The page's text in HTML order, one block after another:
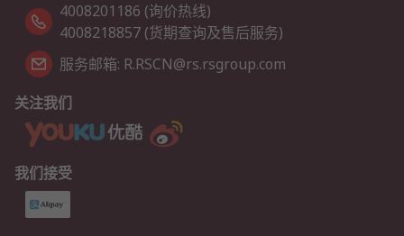
4008201186 (询价热线)
4008218857 (货期查询及售后服务)
服务邮箱: R.RSCN@rs.rsgroup.com
关注我们
我们接受